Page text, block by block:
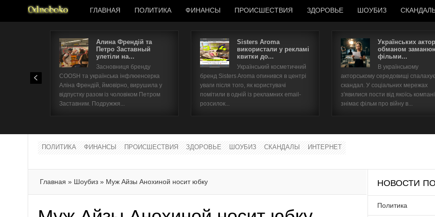
ГЛАВНАЯ ПОЛИТИКА ФИНАНСЫ ПРОИСШЕСТВИЯ ЗДОРОВЬЕ ШОУБИЗ
Алина Френдій та
Петро Заставный
улетіли на...
Засновниця бренду
COOSH та українська інфлюенсерка
Аліна Френдій, ймовірно, вирушила у
відпустку разом із чоловіком Петром
Заставним. Подружжя...
Sisters Aroma
використали у рекламі
квитки до...
Український косметичний
бренд Sisters Aroma опинився в центрі
уваги після того, як користувачі
помітили в одній із рекламних email-
розсилок...
Українських
обманом
фільми...
В українському
акторському середовищі спалахує
скандал. У соціальних мережах
з'явилися пости від якоїсь
знімає фільм про війну в...
ПОЛИТИКА ФИНАНСЫ ПРОИСШЕСТВИЯ ЗДОРОВЬЕ ШОУБИЗ СКАНДАЛЫ ИНТЕРНЕТ
Главная » Шоубиз » Муж Айзы Анохиной носит юбку НОВОСТИ
Политика
Имя пользователя
Забыли имя пользователя?